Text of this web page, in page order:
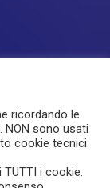
Servizi
Newsroom
ricordando le
NON sono usati
cookie tecnici
i cookie.